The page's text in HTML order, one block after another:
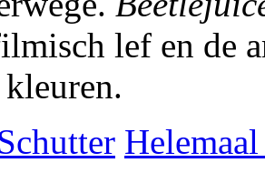
lef en de